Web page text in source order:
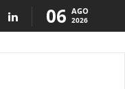
06 AGO
2026